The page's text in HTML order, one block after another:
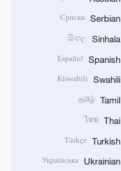
Serbian
Српски
Sinhala
සිංහල
Spanish
Español
Swahili
Kiswahili
Tamil
தமிழ்
Thai
ไทย
Turkish
Türkçe
Ukrainian
Українська